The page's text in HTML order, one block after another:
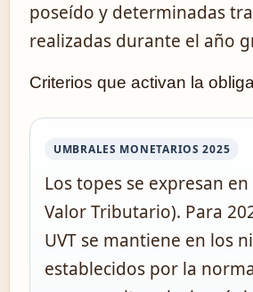
poseído y determinadas
realizadas durante el año
Criterios que activan la
UMBRALES MONETARIOS 2025
Los topes se expresan
Valor Tributario). Para
UVT se mantiene en los
establecidos por la